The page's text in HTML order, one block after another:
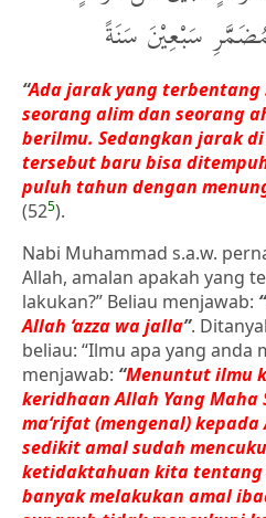
سَبْعِيْنَ سَنَةً
“Ada jarak yang
seorang alim dan seorang
berilmu. Sedangkan jarak
tersebut baru bisa
puluh tahun dengan
(525).
Nabi Muhammad s.a.w.
Allah, amalan apakah yang
lakukan?” Beliau menjawab: “
Allah ‘azza wa jalla”.
beliau: “Ilmu apa yang anda
menjawab: “Menuntut ilmu
keridhaan Allah Yang Maha
ma‘rifat (mengenal)
sedikit amal sudah
ketidaktahuan kita tentang
banyak melakukan amal